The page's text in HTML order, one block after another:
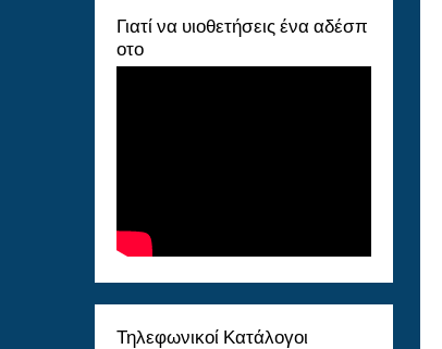
Γιατί να υιοθετήσεις ένα αδέσπ
οτο
Τηλεφωνικοί Κατάλογοι